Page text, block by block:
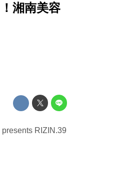
湘南美容
RIZIN.39